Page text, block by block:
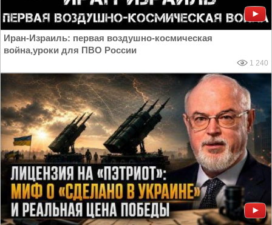
Иран-Израиль: первая воздушно-космическая
война,уроки для ПВО России
1 240